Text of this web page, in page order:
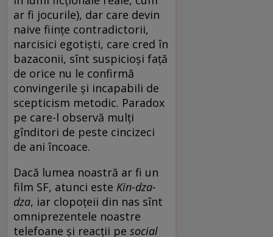
ar fi jocurile), dar care devin
naive ființe contradictorii,
narcisici egotiști, care cred în
bazaconii, sînt suspicioși față
de orice nu le confirmă
convingerile și incapabili de
scepticism metodic. Paradox
pe care-l observă mulți
gînditori de peste cincizeci
de ani încoace.
Dacă lumea noastră ar fi un
film SF, atunci este Kin-dza-
dza, iar clopoțeii din nas sînt
omniprezentele noastre
telefoane și reacții pe social